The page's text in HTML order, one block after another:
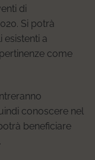
di
Si potrà
esistenti a
come
conoscere nel
beneficiare